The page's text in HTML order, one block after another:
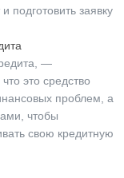
подготовить заявку
—
это средство
проблем, а
чтобы
свою кредитную